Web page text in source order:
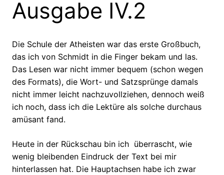
Ausgabe IV.2
Die Schule der Atheisten war das erste Großbuch,
das ich von Schmidt in die Finger bekam und las.
Das Lesen war nicht immer bequem (schon wegen
des Formats), die Wort- und Satzsprünge damals
nicht immer leicht nachzuvollziehen, dennoch weiß
ich noch, dass ich die Lektüre als solche durchaus
amüsant fand.
Heute in der Rückschau bin ich überrascht, wie
wenig bleibenden Eindruck der Text bei mir
hinterlassen hat. Die Hauptachsen habe ich zwar